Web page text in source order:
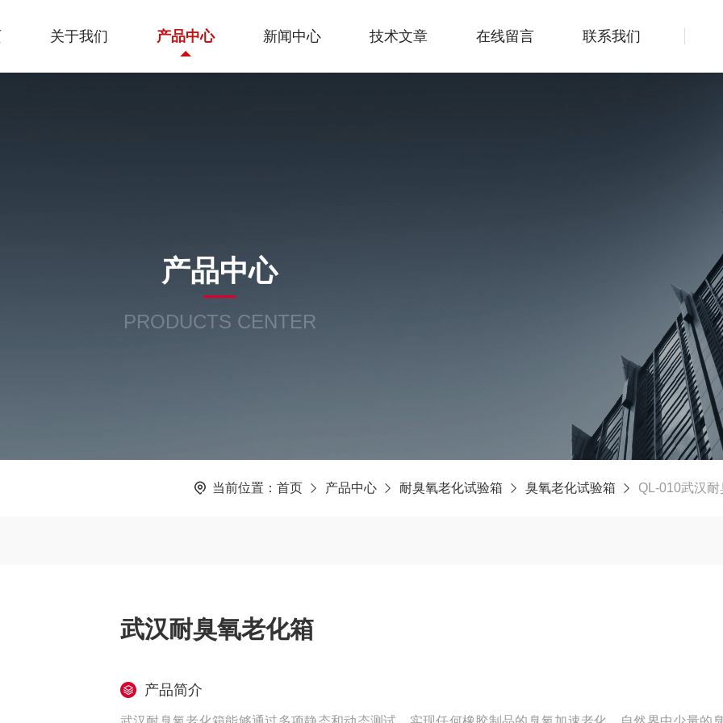
关于我们 产品中心 新闻中心 技术文章 在线留言 联系我们
产品中心
PRODUCTS CENTER
当前位置： 首页 产品中心 耐臭氧老化试验箱 臭氧老化试验箱 QL-010武汉
武汉耐臭氧老化箱
产品简介